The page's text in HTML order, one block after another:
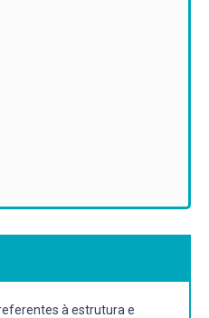
à estrutura e